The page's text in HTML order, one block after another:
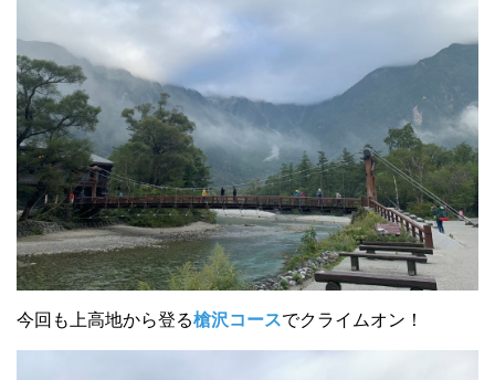
今回も上高地から登る槍沢コースでクライムオン！